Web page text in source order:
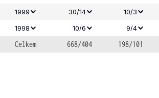
1999
30/14 10/3
1998
10/6 9/4
Celkem
668/404 198/101